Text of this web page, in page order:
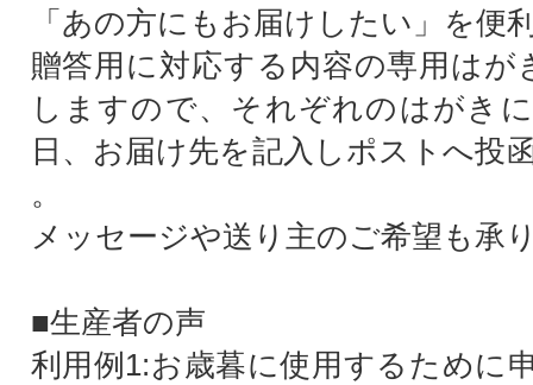
「あの方にもお届けしたい」を便
贈答用に対応する内容の専用はが
しますので、それぞれのはがき
日、お届け先を記入しポストへ投
。
メッセージや送り主のご希望も承
■生産者の声
利用例1:お歳暮に使用するために